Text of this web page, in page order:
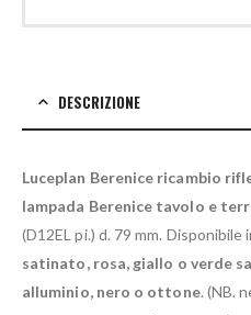
DESCRIZIONE
Luceplan Berenice ricambio
lampada Berenice tavolo e
(D12EL pi.) d. 79 mm.
satinato, rosa, giallo o verde
alluminio, nero o ottone. (NB.